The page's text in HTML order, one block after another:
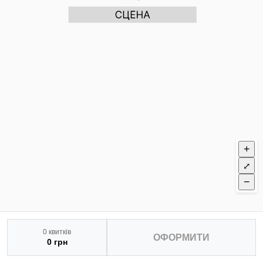
+
⤢
−
0 квитків
0 грн ОФОРМИТИ